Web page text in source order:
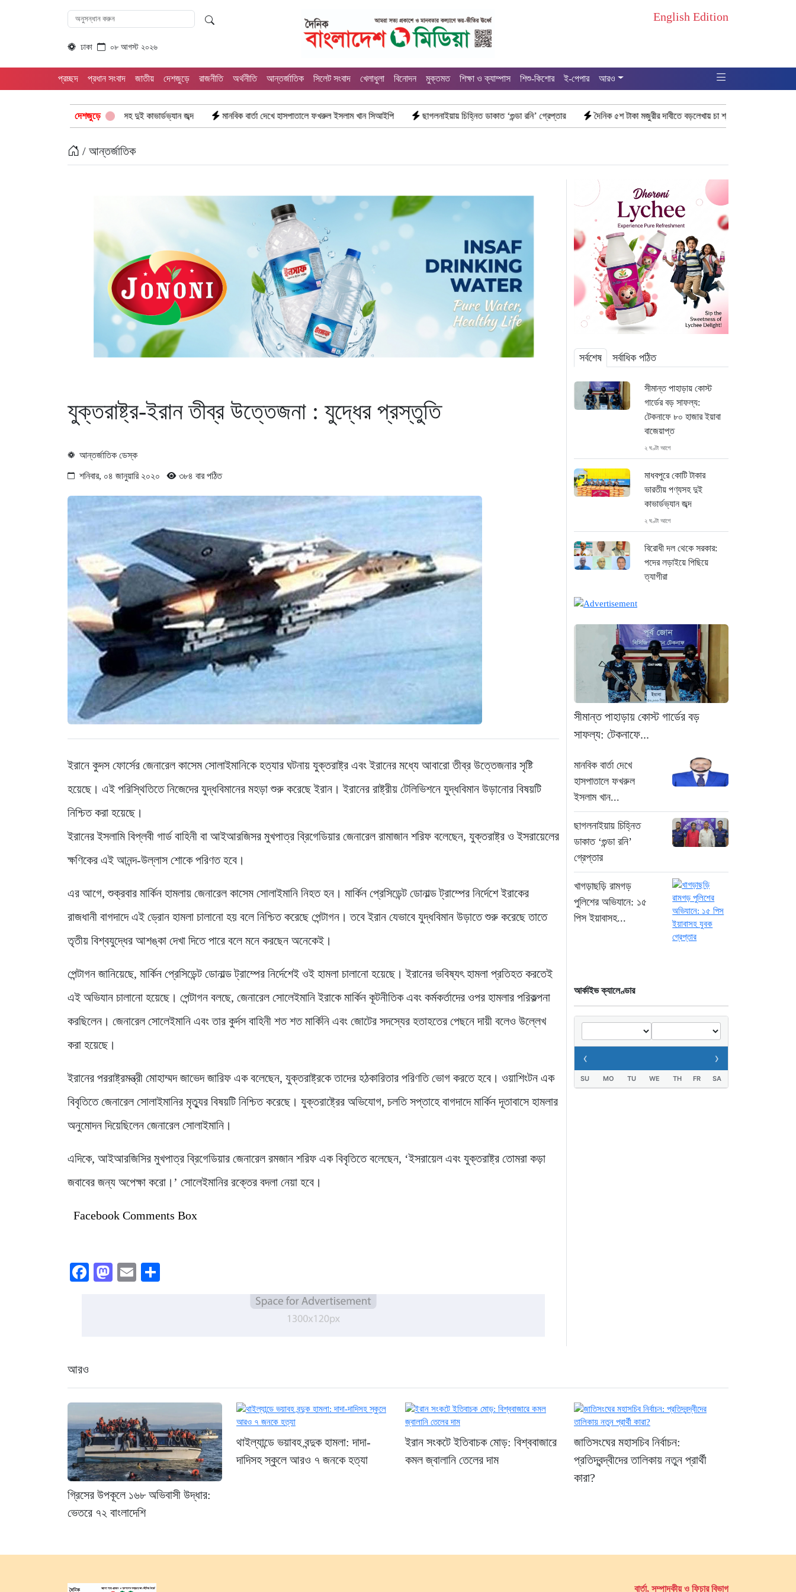
ঢাকা ০৮ আগস্ট ২০২৬
English Edition
প্রচ্ছদ প্রধান সংবাদ জাতীয় দেশজুড়ে রাজনীতি অর্থনীতি আন্তর্জাতিক সিলেট সংবাদ খেলাধুলা বিনোদন মুক্তমত শিক্ষা ও ক্যাম্পাস শিশু-কিশোর ই-পেপার আরও
দেশজুড়ে
টাকার ভারতীয় পণ্যসহ দুই কাভার্ডভ্যান জব্দ মানবিক বার্তা দেখে হাসপাতালে ফখরুল ইসলাম খান সিআইপি ছাগলনাইয়ায় চিহ্নিত ডাকাত ‘গুন্ডা রনি’ গ্রেপ্তার দৈনিক ৫শ টাকা মজুরীর দাবীতে বড়লেখায় চা শ্রমিকদের গণবিক্ষোভ
/ আন্তর্জাতিক
যুক্তরাষ্ট্র-ইরান তীব্র উত্তেজনা : যুদ্ধের প্রস্তুতি
আন্তর্জাতিক ডেস্ক
শনিবার, ০৪ জানুয়ারি ২০২০ ৩৮৪ বার পঠিত
ইরানে কুদস ফোর্সের জেনারেল কাসেম সোলাইমানিকে হত্যার ঘটনায় যুক্তরাষ্ট্র এবং ইরানের মধ্যে আবারো তীব্র উত্তেজনার সৃষ্টি
হয়েছে। এই পরিস্থিতিতে নিজেদের যুদ্ধবিমানের মহড়া শুরু করেছে ইরান। ইরানের রাষ্ট্রীয় টেলিভিশনে যুদ্ধবিমান উড়ানোর বিষয়টি
নিশ্চিত করা হয়েছে।
ইরানের ইসলামি বিপ্লবী গার্ড বাহিনী বা আইআরজিসর মুখপাত্র ব্রিগেডিয়ার জেনারেল রামাজান শরিফ বলেছেন, যুক্তরাষ্ট্র ও ইসরায়েলের
ক্ষণিকের এই আনন্দ-উল্লাস শোকে পরিণত হবে।
এর আগে, শুক্রবার মার্কিন হামলায় জেনারেল কাসেম সোলাইমানি নিহত হন। মার্কিন প্রেসিডেন্ট ডোনাল্ড ট্রাম্পের নির্দেশে ইরাকের
রাজধানী বাগদাদে এই ড্রোন হামলা চালানো হয় বলে নিশ্চিত করেছে পেন্টাগন। তবে ইরান যেভাবে যুদ্ধবিমান উড়াতে শুরু করেছে তাতে
তৃতীয় বিশ্বযুদ্ধের আশঙ্কা দেখা দিতে পারে বলে মনে করছেন অনেকেই।
পেন্টাগন জানিয়েছে, মার্কিন প্রেসিডেন্ট ডোনাল্ড ট্রাম্পের নির্দেশেই ওই হামলা চালানো হয়েছে। ইরানের ভবিষ্যৎ হামলা প্রতিহত করতেই
এই অভিযান চালানো হয়েছে। পেন্টাগন বলছে, জেনারেল সোলেইমানি ইরাকে মার্কিন কূটনীতিক এবং কর্মকর্তাদের ওপর হামলার পরিকল্পনা
করছিলেন। জেনারেল সোলেইমানি এবং তার কুর্দস বাহিনী শত শত মার্কিনি এবং জোটের সদস্যের হতাহতের পেছনে দায়ী বলেও উল্লেখ
করা হয়েছে।
ইরানের পররাষ্ট্রমন্ত্রী মোহাম্মদ জাভেদ জারিফ এক বলেছেন, যুক্তরাষ্ট্রকে তাদের হঠকারিতার পরিণতি ভোগ করতে হবে। ওয়াশিংটন এক
বিবৃতিতে জেনারেল সোলাইমানির মৃত্যুর বিষয়টি নিশ্চিত করেছে। যুক্তরাষ্ট্রের অভিযোগ, চলতি সপ্তাহে বাগদাদে মার্কিন দূতাবাসে হামলার
অনুমোদন দিয়েছিলেন জেনারেল সোলাইমানি।
এদিকে, আইআরজিসির মুখপাত্র ব্রিগেডিয়ার জেনারেল রমজান শরিফ এক বিবৃতিতে বলেছেন, ‘ইসরায়েল এবং যুক্তরাষ্ট্র তোমরা কড়া
জবাবের জন্য অপেক্ষা করো।’ সোলেইমানির রক্তের বদলা নেয়া হবে।
Facebook Comments Box
Facebook
Mastodon
Email
সর্বশেষ সর্বাধিক পঠিত
সীমান্ত পাহাড়ায় কোস্ট
গার্ডের বড় সাফল্য:
টেকনাফে ৮০ হাজার ইয়াবা
বাজেয়াপ্ত
২ ঘণ্টা আগে
মাধবপুরে কোটি টাকার
ভারতীয় পণ্যসহ দুই
কাভার্ডভ্যান জব্দ
২ ঘণ্টা আগে
বিরোধী দল থেকে সরকার:
পদের লড়াইয়ে পিছিয়ে
ত্যাগীরা
হাসপাতালে ফখরুল ইসলাম
খান সিআইপি
৬ ঘণ্টা আগে
ছাগলনাইয়ায় চিহ্নিত ডাকাত
দাবীতে বড়লেখায় চা
শ্রমিকদের গণবিক্ষোভ
গ্রিসের উপকূলে ১৬৮
অভিবাসী উদ্ধার: ভেতরে ৭২
“১/১১-তে তারেক রহমানকে
আয়নাঘরে বন্দি রাখা হয়: চিফ
প্রসিকিউটর”
অপরাধ ট্রাইব্যুনালের বিচারক
দল
৮ ঘণ্টা আগে
জুলাই জাদুঘরে দলীয়
সীমান্ত পাহাড়ায় কোস্ট গার্ডের বড়
সাফল্য: টেকনাফে...
মানবিক বার্তা দেখে
হাসপাতালে ফখরুল
ইসলাম খান...
ছাগলনাইয়ায় চিহ্নিত
ডাকাত ‘গুন্ডা রনি’
গ্রেপ্তার
খাগড়াছড়ি রামগড়
পুলিশের অভিযানে: ১৫
পিস ইয়াবাসহ...
আর্কাইভ ক্যালেণ্ডার
‹ ›
SU MO TU WE TH FR SA
আরও
গ্রিসের উপকূলে ১৬৮ অভিবাসী উদ্ধার:
ভেতরে ৭২ বাংলাদেশি
থাইল্যান্ডে ভয়াবহ বন্দুক হামলা: দাদা-
দাদিসহ স্কুলে আরও ৭ জনকে হত্যা
ইরান সংকটে ইতিবাচক মোড়: বিশ্ববাজারে
কমল জ্বালানি তেলের দাম
জাতিসংঘের মহাসচিব নির্বাচন:
প্রতিদ্বন্দ্বীদের তালিকায় নতুন প্রার্থী
কারা?
বার্তা, সম্পাদকীয় ও ফিচার বিভাগ